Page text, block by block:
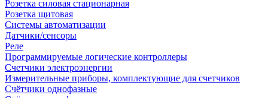
Розетка силовая стационарная
Розетка щитовая
Системы автоматизации
Датчики/сенсоры
Реле
Программируемые логические контроллеры
Счетчики электроэнергии
Измерительные приборы, комплектующие для счетчиков
Счётчики однофазные